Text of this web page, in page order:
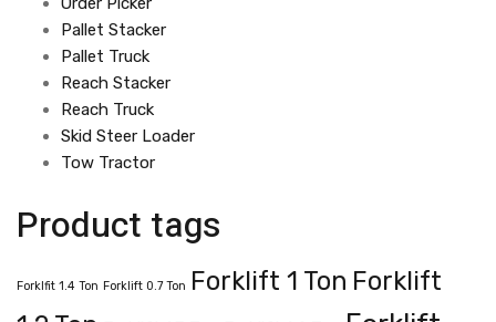
Pallet Stacker
Pallet Truck
Reach Stacker
Reach Truck
Skid Steer Loader
Tow Tractor
Product tags
Forklfit 1.4 Ton Forklift 0.7 Ton Forklift 1 Ton Forklift